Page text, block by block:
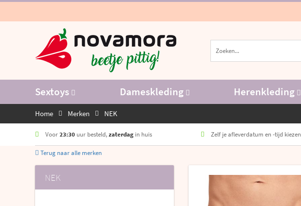
Sextoys Dameskleding Herenkleding
Home Merken NEK
Voor23:30 uur besteld,zaterdag in huis Zelf je afleverdatum en -tijd kiezen
Terug naar alle merken
NEK